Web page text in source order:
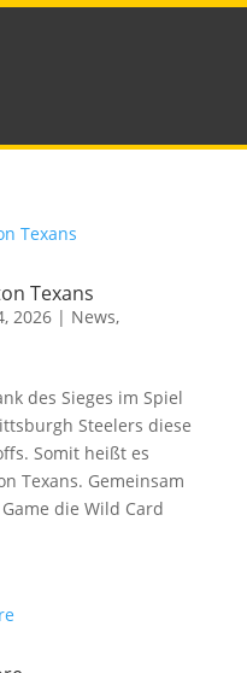
Texans
2026| News,
des Sieges im Spiel
Steelers diese
Somit heißt es
Texans. Gemeinsam
die Wild Card